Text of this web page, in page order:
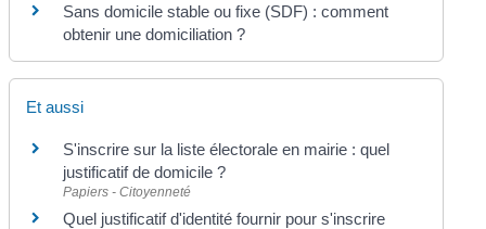
Sans domicile stable ou fixe (SDF) : comment
obtenir une domiciliation ?
Et aussi
S'inscrire sur la liste électorale en mairie : quel
justificatif de domicile ?
Papiers - Citoyenneté
Quel justificatif d'identité fournir pour s'inscrire